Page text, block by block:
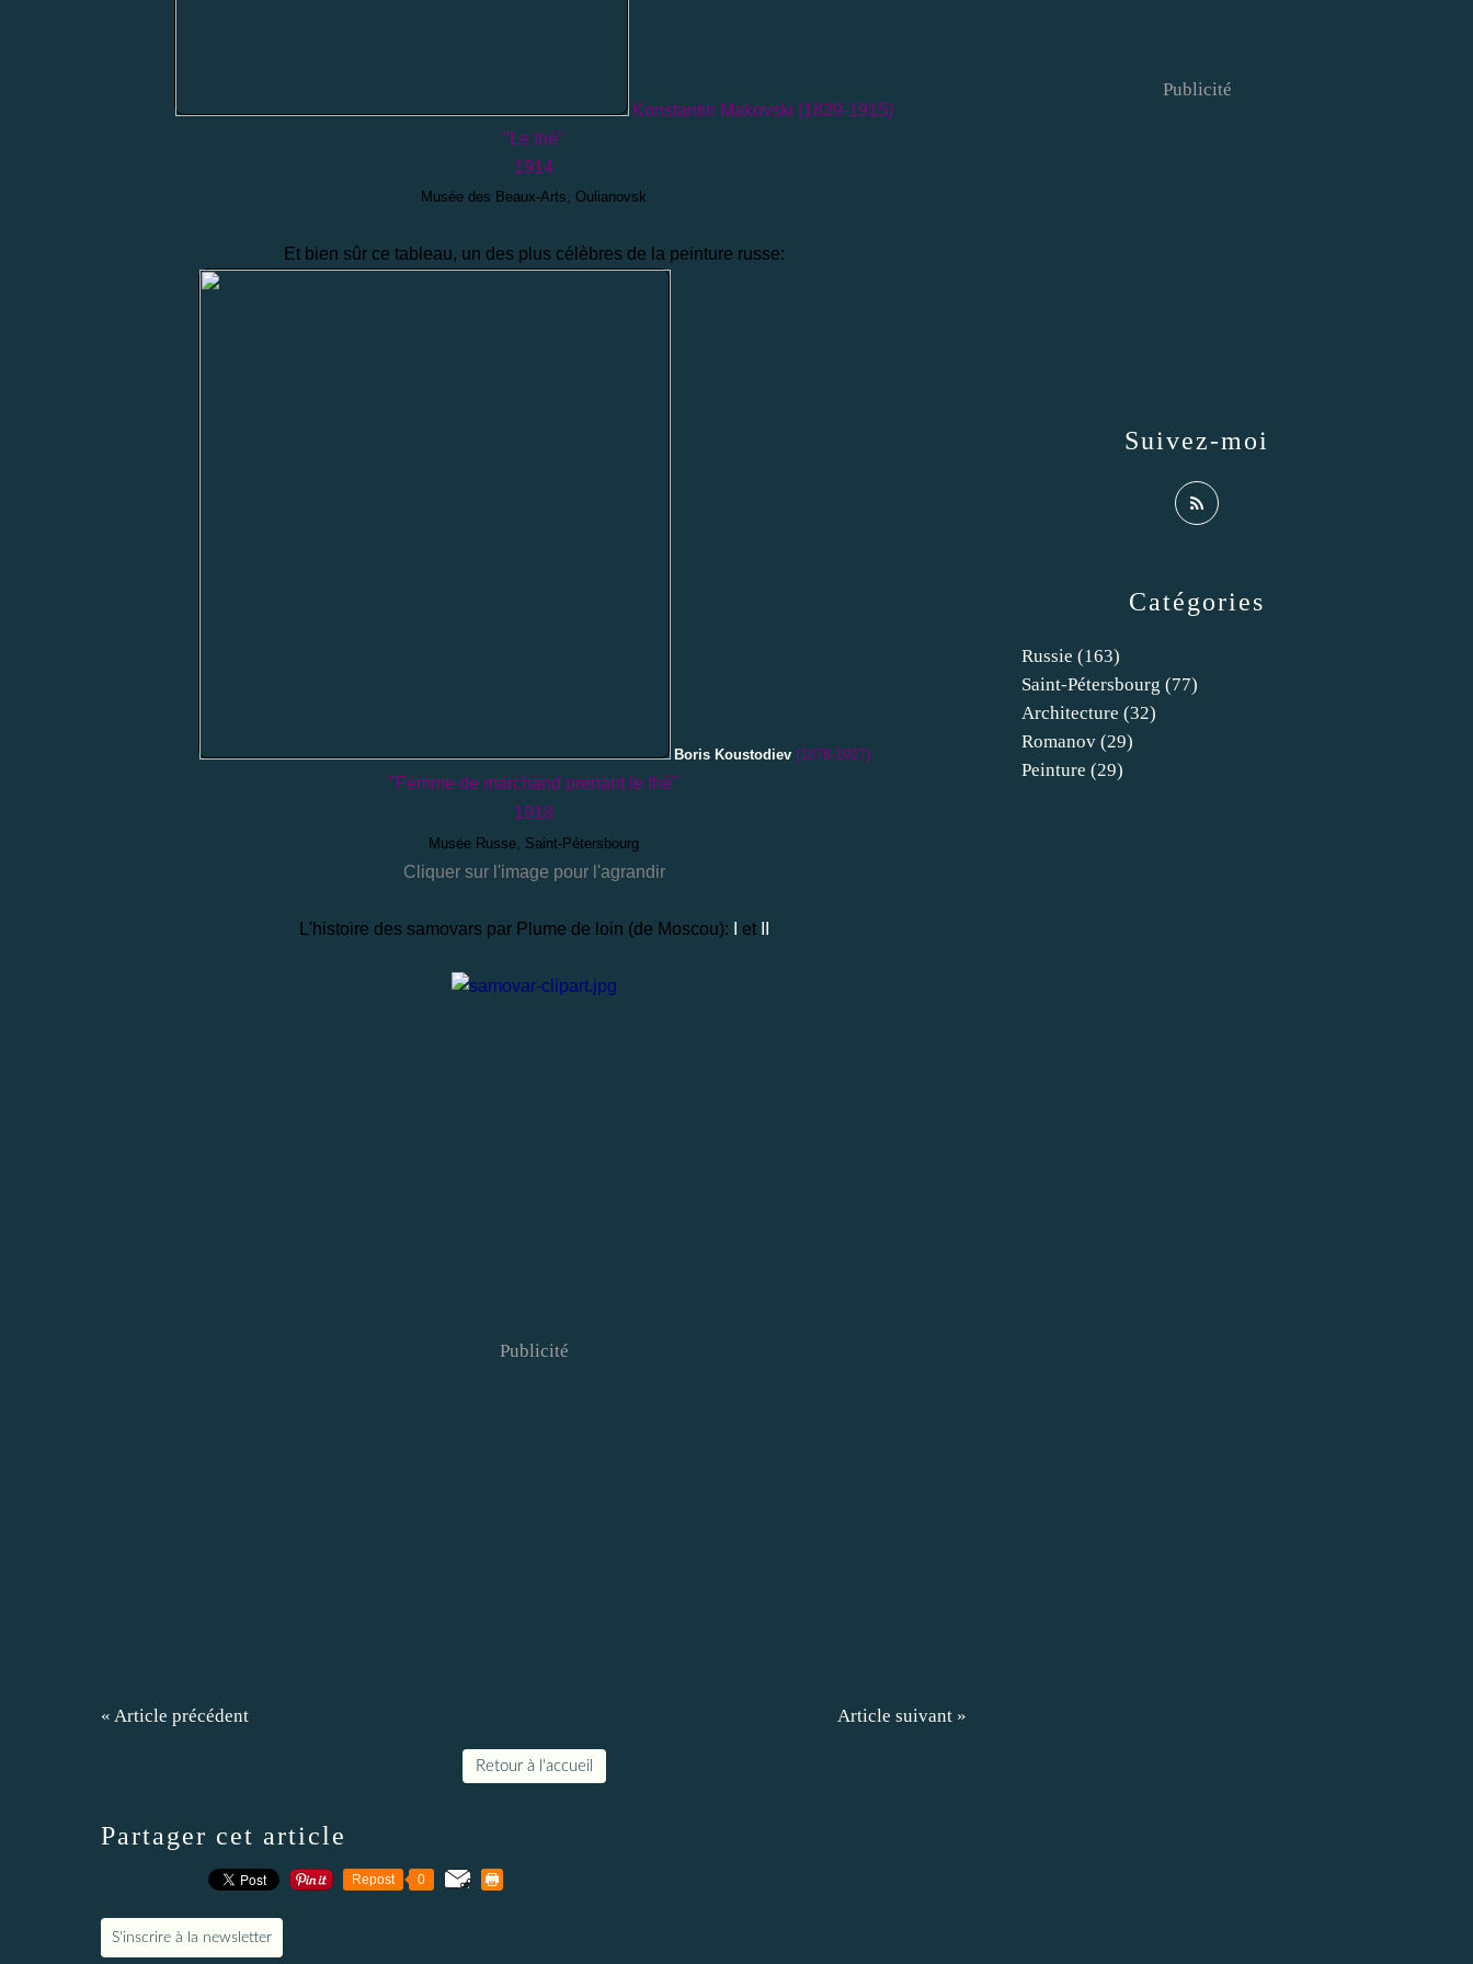
Konstantin Makovski (1839-1915)
"Le thé"
1914
Musée des Beaux-Arts, Oulianovsk
Et bien sûr ce tableau, un des plus célèbres de la peinture russe:
Boris Koustodiev(1878-1927)
"Femme de marchand prenant le thé"
1918
Musée Russe, Saint-Pétersbourg
Cliquer sur l'image pour l'agrandir
L'histoire des samovars par Plume de loin (de Moscou): et
Publicité
« Article précédent Article suivant »
Retour à l'accueil
Partager cet article
Repost 0
S'inscrire à la newsletter
Catégories
Russie (163)
Saint-Pétersbourg (77)
Architecture (32)
Romanov (29)
Peinture (29)
Suivez-moi
Publicité